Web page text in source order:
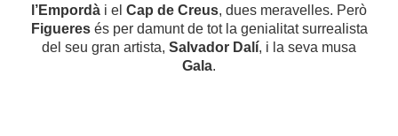
l’Empordà i el Cap de Creus, dues meravelles. Però
Figueresés per damunt de tot la genialitat surrealista
del seu gran artista, Salvador Dalí, i la seva musa
Gala.